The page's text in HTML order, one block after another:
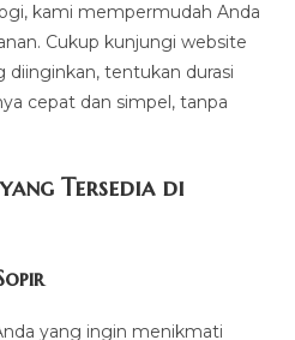
kami mempermudah Anda
Cukup kunjungi website
diinginkan, tentukan durasi
cepat dan simpel, tanpa
yang Tersedia di
yang ingin menikmati